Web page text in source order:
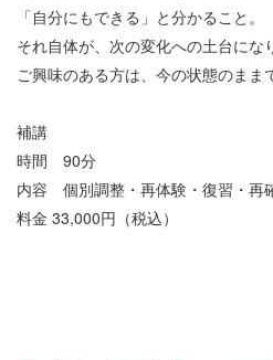
「自分にもできる」と分かること。
それ自体が、次の変化への土台にな
ご興味のある方は、今の状態のまま
補講
時間 90分
内容 個別調整・再体験・復習・再
料金 33,000円（税込）